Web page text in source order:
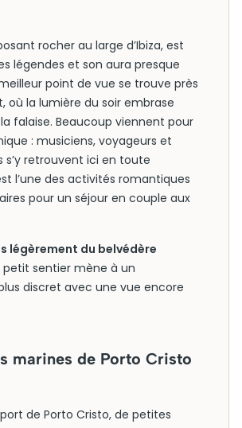
rocher au large d’Ibiza, est
légendes et son aura presque
point de vue se trouve près
où la lumière du soir embrase
falaise. Beaucoup viennent pour
: musiciens, voyageurs et
s’y retrouvent ici en toute
l’une des activités romantiques
pour un séjour en couple aux
légèrement du belvédère
petit sentier mène à un
discret avec une vue encore
marines de Porto Cristo
de Porto Cristo, de petites